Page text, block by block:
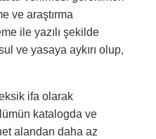
ve araştırma
ile yazılı şekilde
ve yasaya aykırı olup,
ifa olarak
katalogda ve
alandan daha az